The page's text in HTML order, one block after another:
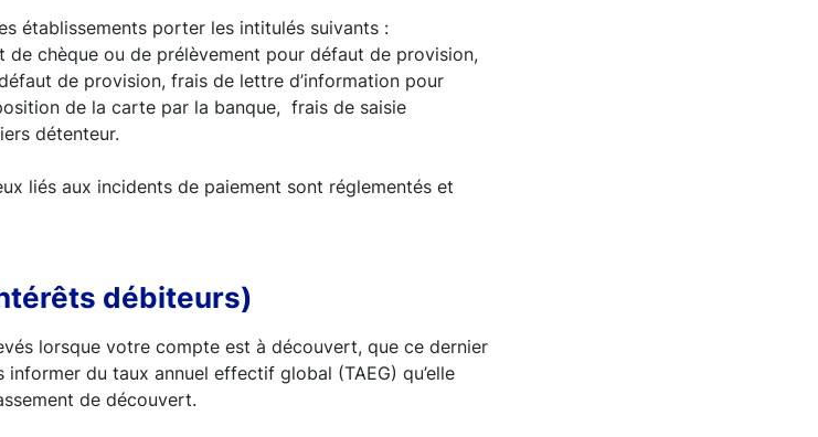
établissements porter les intitulés suivants :
chèque ou de prélèvement pour défaut de provision,
de provision, frais de lettre d’information pour
de la carte par la banque, frais de saisie
détenteur.
liés aux incidents de paiement sont réglementés et
débiteurs)
lorsque votre compte est à découvert, que ce dernier
du taux annuel effectif global (TAEG) qu’elle
de découvert.